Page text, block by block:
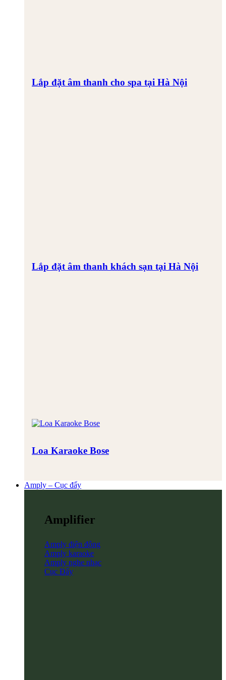
Lắp đặt âm thanh cho spa tại Hà Nội
Lắp đặt âm thanh khách sạn tại Hà Nội
Loa Karaoke Bose
Amply – Cục đẩy
Amplifier
Amply điện động
Amply karaoke
Amply nghe nhạc
Cục Đẩy